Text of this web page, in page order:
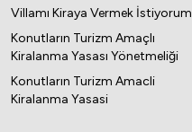
Villamı Kiraya Vermek İstiyorum
Konutların Turizm Amaçlı
Kiralanma Yasası Yönetmeliği
Konutların Turizm Amacli
Kiralanma Yasasi